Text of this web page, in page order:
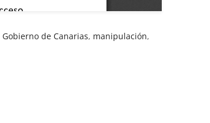
Gobierno de Canarias, manipulación,